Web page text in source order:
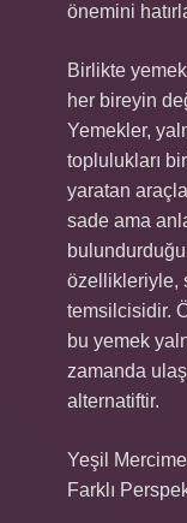
önemini
Birlikte
her bireyin
Yemekler,
toplulukları
yaratan
sade ama
özellikleriyle,
temsilcisidir.
bu yemek
zamanda
alternatiftir.
Yeşil
Farklı